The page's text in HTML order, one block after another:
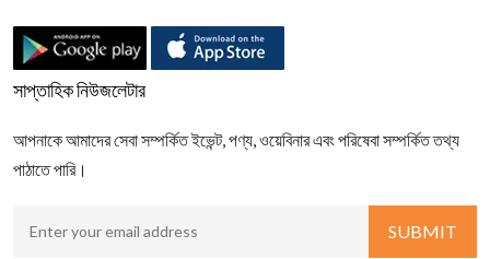
সাপ্তাহিক নিউজলেটার
আপনাকে আমাদের সেবা সম্পর্কিত ইভেন্ট, পণ্য, ওয়েবিনার এবং পরিষেবা সম্পর্কিত তথ্য
পাঠাতে পারি।